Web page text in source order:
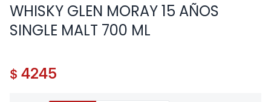
WHISKY GLEN MORAY 15 AÑOS
SINGLE MALT 700 ML
$ 4245